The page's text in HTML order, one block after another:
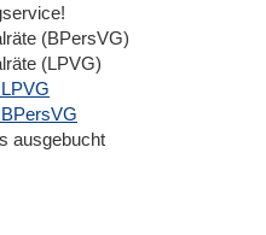
(BPersVG)
(LPVG)
ausgebucht